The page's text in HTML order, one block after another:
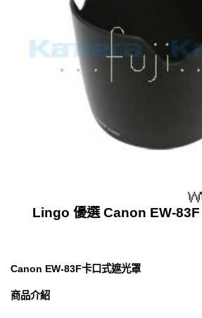
Lingo 優選 Canon EW-83F
Canon EW-83F卡口式遮光罩
商品介紹